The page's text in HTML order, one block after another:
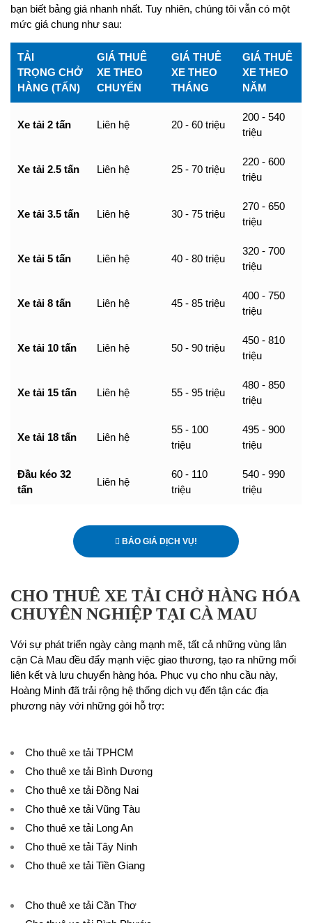
bạn biết bảng giá nhanh nhất. Tuy nhiên, chúng tôi vẫn có một
mức giá chung như sau:
TẢI
TRỌNG CHỞ
HÀNG (TẤN)
GIÁ THUÊ
XE THEO
CHUYẾN
GIÁ THUÊ
XE THEO
THÁNG
GIÁ THUÊ
XE THEO
NĂM
Xe tải 2 tấn Liên hệ 20 - 60 triệu
200 - 540
triệu
Xe tải 2.5 tấn Liên hệ 25 - 70 triệu
220 - 600
triệu
Xe tải 3.5 tấn Liên hệ 30 - 75 triệu
270 - 650
triệu
Xe tải 5 tấn Liên hệ 40 - 80 triệu
320 - 700
triệu
Xe tải 8 tấn Liên hệ 45 - 85 triệu
400 - 750
triệu
Xe tải 10 tấn Liên hệ 50 - 90 triệu
450 - 810
triệu
Xe tải 15 tấn Liên hệ 55 - 95 triệu
480 - 850
triệu
Xe tải 18 tấn Liên hệ
55 - 100
triệu
495 - 900
triệu
Đầu kéo 32
tấn
Liên hệ
60 - 110
triệu
540 - 990
triệu
BÁO GIÁ DỊCH VỤ!
CHO THUÊ XE TẢI CHỞ HÀNG HÓA
CHUYÊN NGHIỆP TẠI CÀ MAU
Với sự phát triển ngày càng mạnh mẽ, tất cả những vùng lân
cận Cà Mau đều đẩy mạnh việc giao thương, tạo ra những mối
liên kết và lưu chuyển hàng hóa. Phục vụ cho nhu cầu này,
Hoàng Minh đã trải rộng hệ thống dịch vụ đến tận các địa
phương này với những gói hỗ trợ:
Cho thuê xe tải TPHCM
Cho thuê xe tải Bình Dương
Cho thuê xe tải Đồng Nai
Cho thuê xe tải Vũng Tàu
Cho thuê xe tải Long An
Cho thuê xe tải Tây Ninh
Cho thuê xe tải Tiền Giang
Cho thuê xe tải Cần Thơ